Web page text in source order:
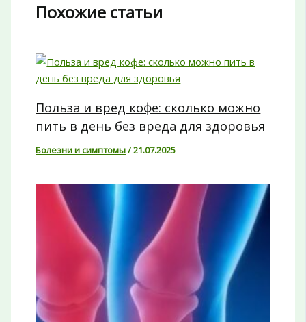
Похожие статьи
Польза и вред кофе: сколько можно
пить в день без вреда для здоровья
Болезни и симптомы/21.07.2025